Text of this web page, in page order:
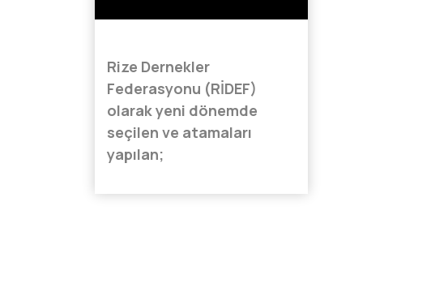
Rize Dernekler
Federasyonu (RİDEF)
olarak yeni dönemde
seçilen ve atamaları
yapılan;